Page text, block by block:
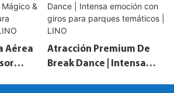
Aérea
Atracción Premium De
Break Dance | Intensa